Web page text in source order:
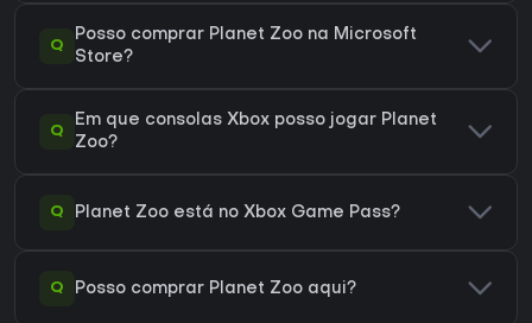
Q
Posso comprar Planet Zoo na Microsoft
Store?
Q
Em que consolas Xbox posso jogar Planet
Zoo?
Q Planet Zoo está no Xbox Game Pass?
Q Posso comprar Planet Zoo aqui?